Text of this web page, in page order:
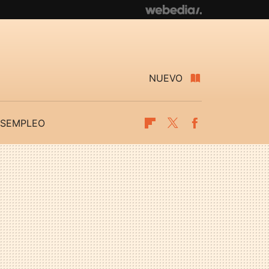
NUEVO
Flipboard
Twitter